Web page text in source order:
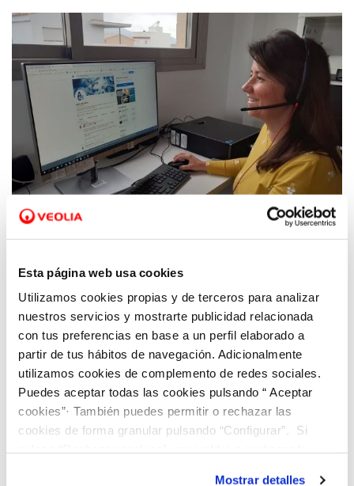
Esta página web usa cookies
Utilizamos cookies propias y de terceros para analizar
nuestros servicios y mostrarte publicidad relacionada
con tus preferencias en base a un perfil elaborado a
partir de tus hábitos de navegación. Adicionalmente
utilizamos cookies de complemento de redes sociales.
Puedes aceptar todas las cookies pulsando “ Aceptar
cookies”· También puedes permitir o rechazar las
cookies de forma granular pulsando “Configurar”. Si
Mostrar detalles
03 SEP 2021
Hidraqua ofrece atención especializada,
eficaz y adaptada”